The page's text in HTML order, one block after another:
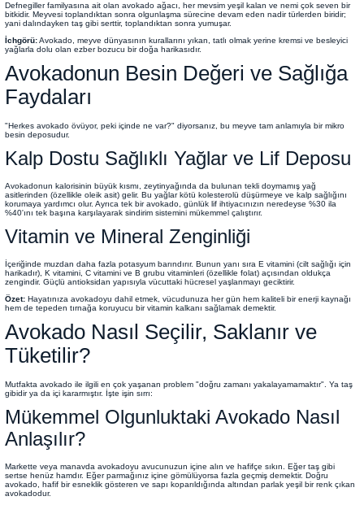
Defnegiller familyasına ait olan avokado ağacı, her mevsim yeşil kalan ve nemi çok seven bir
bitkidir. Meyvesi toplandıktan sonra olgunlaşma sürecine devam eden nadir türlerden biridir;
yani dalındayken taş gibi serttir, toplandıktan sonra yumuşar.
İchgörü:Avokado, meyve dünyasının kurallarını yıkan, tatlı olmak yerine kremsi ve besleyici
yağlarla dolu olan ezber bozucu bir doğa harikasıdır.
Avokadonun Besin Değeri ve Sağlığa
Faydaları
"Herkes avokado övüyor, peki içinde ne var?" diyorsanız, bu meyve tam anlamıyla bir mikro
besin deposudur.
Kalp Dostu Sağlıklı Yağlar ve Lif Deposu
Avokadonun kalorisinin büyük kısmı, zeytinyağında da bulunan tekli doymamış yağ
asitlerinden (özellikle oleik asit) gelir. Bu yağlar kötü kolesterolü düşürmeye ve kalp sağlığını
korumaya yardımcı olur. Ayrıca tek bir avokado, günlük lif ihtiyacınızın neredeyse %30 ila
%40'ını tek başına karşılayarak sindirim sistemini mükemmel çalıştırır.
Vitamin ve Mineral Zenginliği
İçeriğinde muzdan daha fazla potasyum barındırır. Bunun yanı sıra E vitamini (cilt sağlığı için
harikadır), K vitamini, C vitamini ve B grubu vitaminleri (özellikle folat) açısından oldukça
zengindir. Güçlü antioksidan yapısıyla vücuttaki hücresel yaşlanmayı geciktirir.
Özet: Hayatınıza avokadoyu dahil etmek, vücudunuza her gün hem kaliteli bir enerji kaynağı
hem de tepeden tırnağa koruyucu bir vitamin kalkanı sağlamak demektir.
Avokado Nasıl Seçilir, Saklanır ve
Tüketilir?
Mutfakta avokado ile ilgili en çok yaşanan problem "doğru zamanı yakalayamamaktır". Ya taş
gibidir ya da içi kararmıştır. İşte işin sırrı:
Mükemmel Olgunluktaki Avokado Nasıl
Anlaşılır?
Markette veya manavda avokadoyu avucunuzun içine alın ve hafifçe sıkın. Eğer taş gibi
sertse henüz hamdır. Eğer parmağınız içine gömülüyorsa fazla geçmiş demektir. Doğru
avokado, hafif bir esneklik gösteren ve sapı koparıldığında altından parlak yeşil bir renk çıkan
avokadodur.